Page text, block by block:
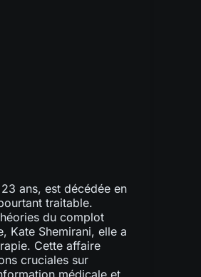
ans, est décédée en
traitable.
du complot
Kate Shemirani, elle a
Cette affaire
cruciales sur
médicale et